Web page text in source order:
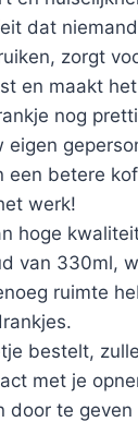
dat
zorgt
en maakt
nog
eigen
een betere
werk!
hoge
van 330ml,
ruimte
bestelt,
met je
door te geven